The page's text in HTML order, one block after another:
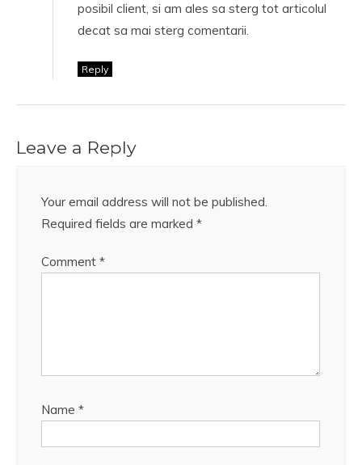
posibil client, si am ales sa sterg tot articolul
decat sa mai sterg comentarii.
Reply
Leave a Reply
Your email address will not be published.
Required fields are marked *
Comment *
Name *